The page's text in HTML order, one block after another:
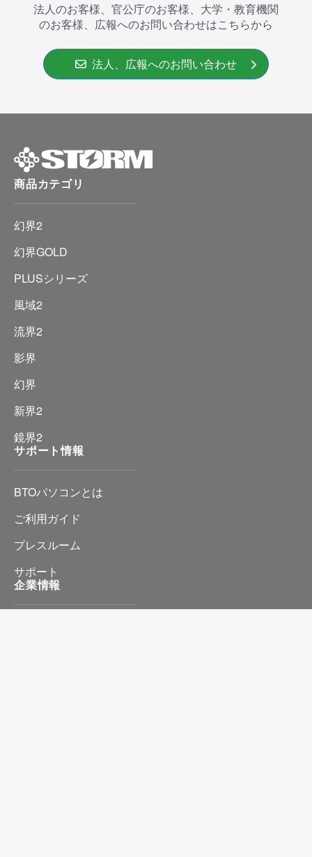
法人のお客様、官公庁のお客様、大学・教育機関
のお客様、広報へのお問い合わせはこちらから
法人、広報へのお問い合わせ
商品カテゴリ
幻界2
幻界GOLD
PLUSシリーズ
風域2
流界2
影界
幻界
新界2
鏡界2
サポート情報
BTOパソコンとは
ご利用ガイド
プレスルーム
サポート
企業情報